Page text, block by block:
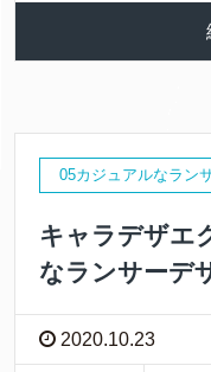
05カジュアルなラン
キャラデザエ
なランサーデ
2020.10.23